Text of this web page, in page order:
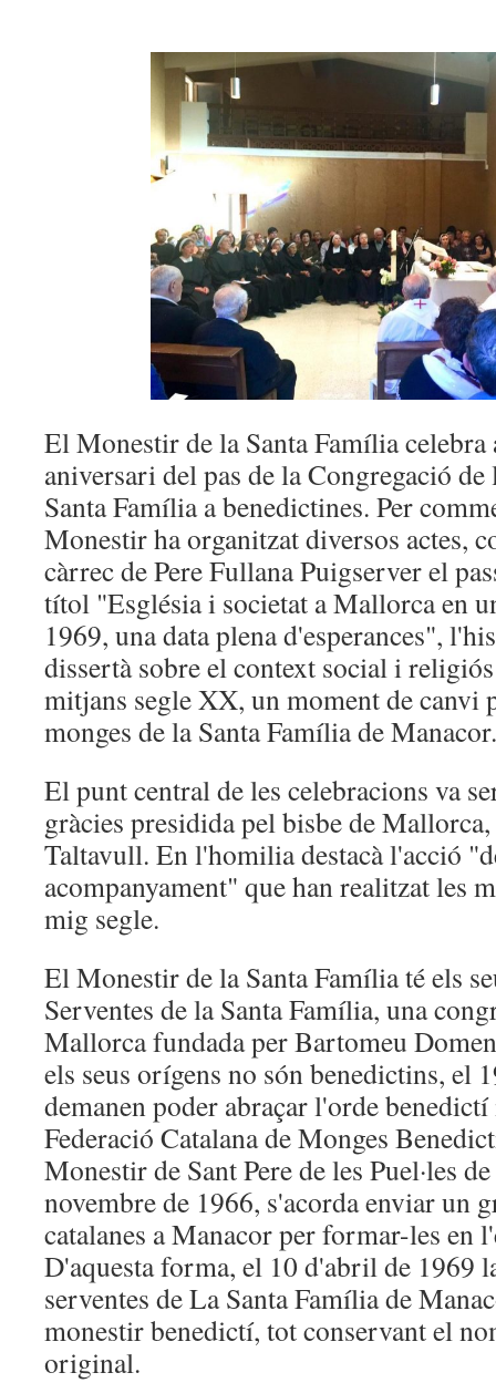
El Monestir de la Santa Família celebra
aniversari del pas de la Congregació de
Santa Família a benedictines. Per
Monestir ha organitzat diversos actes,
càrrec de Pere Fullana Puigserver el
títol "Església i societat a Mallorca en
1969, una data plena d'esperances",
dissertà sobre el context social i
mitjans segle XX, un moment de canvi
monges de la Santa Família de Manacor.
El punt central de les celebracions va
gràcies presidida pel bisbe de
Taltavull. En l'homilia destacà l'acció
acompanyament" que han realitzat les
mig segle.
El Monestir de la Santa Família té els
Serventes de la Santa Família, una
Mallorca fundada per Bartomeu
els seus orígens no són benedictins, el
demanen poder abraçar l'orde
Federació Catalana de Monges
Monestir de Sant Pere de les Puel·les
novembre de 1966, s'acorda enviar un
catalanes a Manacor per formar-les en
D'aquesta forma, el 10 d'abril de 1969
serventes de La Santa Família de
monestir benedictí, tot conservant el
original.